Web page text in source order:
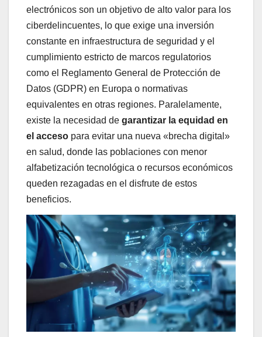
electrónicos son un objetivo de alto valor para los
ciberdelincuentes, lo que exige una inversión
constante en infraestructura de seguridad y el
cumplimiento estricto de marcos regulatorios
como el Reglamento General de Protección de
Datos (GDPR) en Europa o normativas
equivalentes en otras regiones. Paralelamente,
existe la necesidad de garantizar la equidad en
el acceso para evitar una nueva «brecha digital»
en salud, donde las poblaciones con menor
alfabetización tecnológica o recursos económicos
queden rezagadas en el disfrute de estos
beneficios.